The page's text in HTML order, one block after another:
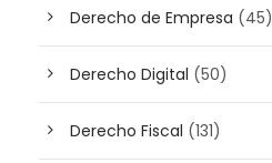
Derecho de Empresa (45)
Derecho Digital (50)
Derecho Fiscal (131)